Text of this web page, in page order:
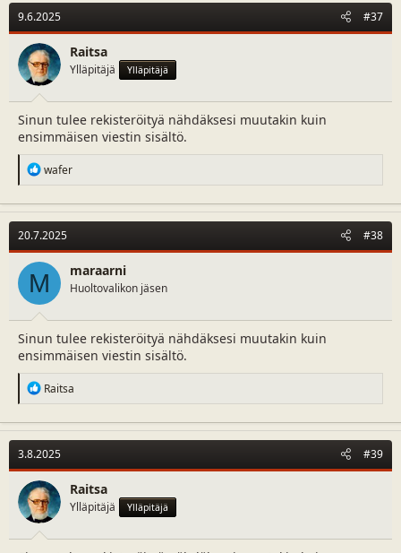
9.6.2025 #37
Raitsa
Ylläpitäjä Ylläpitäjä
Sinun tulee rekisteröityä nähdäksesi muutakin kuin
ensimmäisen viestin sisältö.
R
e
c
t
i
o
n
s
wafer
20.7.2025 #38
M maraarni
Huoltovalikon jäsen
Sinun tulee rekisteröityä nähdäksesi muutakin kuin
ensimmäisen viestin sisältö.
R
e
c
t
i
o
n
s
:
Raitsa
3.8.2025 #39
Raitsa
Ylläpitäjä Ylläpitäjä